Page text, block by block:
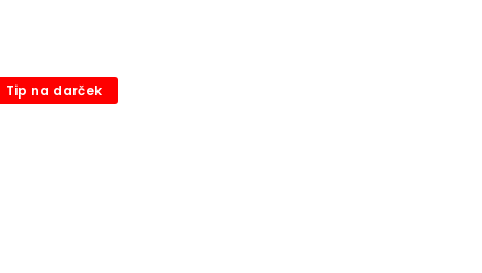
Tip na darček